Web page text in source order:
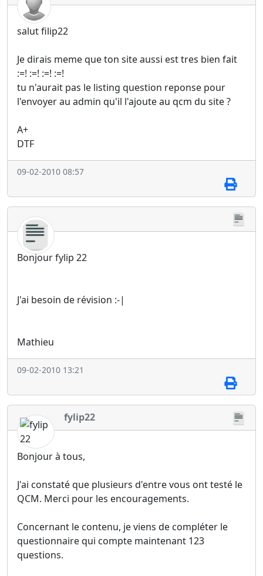
salut filip22
Je dirais meme que ton site aussi est tres bien fait
:=! :=! :=! :=!
tu n'aurait pas le listing question reponse pour
l'envoyer au admin qu'il l'ajoute au qcm du site ?
A+
DTF
09-02-2010 08:57
Bonjour fylip 22
J'ai besoin de révision :-|
Mathieu
09-02-2010 13:21
fylip22
Bonjour à tous,
J'ai constaté que plusieurs d'entre vous ont testé le
QCM. Merci pour les encouragements.
Concernant le contenu, je viens de compléter le
questionnaire qui compte maintenant 123
questions.